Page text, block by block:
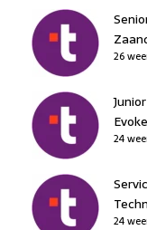
26
24
24